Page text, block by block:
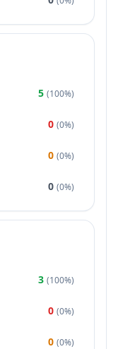
5 (100%)
0 (0%)
0 (0%)
0 (0%)
3 (100%)
0 (0%)
0 (0%)